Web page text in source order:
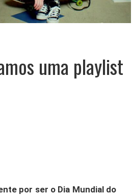
uma playlist
por ser o Dia Mundial do